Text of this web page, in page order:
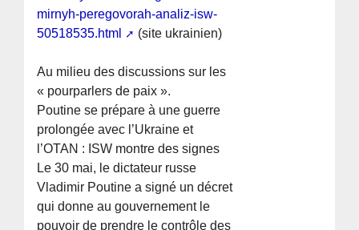
mirnyh-peregovorah-analiz-isw-
50518535.html
(site ukrainien)
Au milieu des discussions sur les
« pourparlers de paix ».
Poutine se prépare à une guerre
prolongée avec l’Ukraine et
l’OTAN : ISW montre des signes
Le 30 mai, le dictateur russe
Vladimir Poutine a signé un décret
qui donne au gouvernement le
pouvoir de prendre le contrôle des